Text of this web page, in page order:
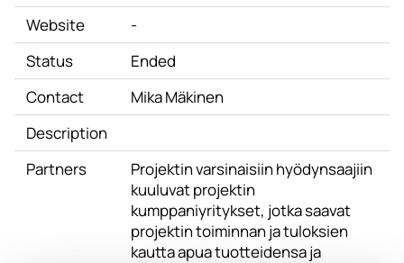
Website
-
Status
Ended
Contact
Mika Mäkinen
Description
Partners
Projektin varsinaisiin hyödynsaajiin
kuuluvat projektin
kumppaniyritykset, jotka saavat
projektin toiminnan ja tuloksien
kautta apua tuotteidensa ja